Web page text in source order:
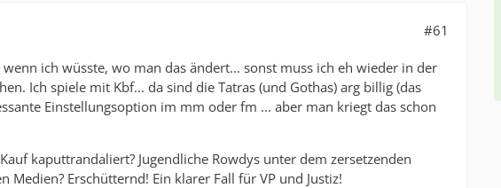
#61
ich wüsste, wo man das ändert... sonst muss ich eh wieder in der
Ich spiele mit Kbf... da sind die Tatras (und Gothas) arg billig (das
Einstellungsoption im mm oder fm ... aber man kriegt das schon
kaputtrandaliert? Jugendliche Rowdys unter dem zersetzenden
Medien? Erschütternd! Ein klarer Fall für VP und Justiz!